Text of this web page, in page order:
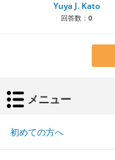
Yuya J. Kato
回答数： 0
メニュー
初めての方へ